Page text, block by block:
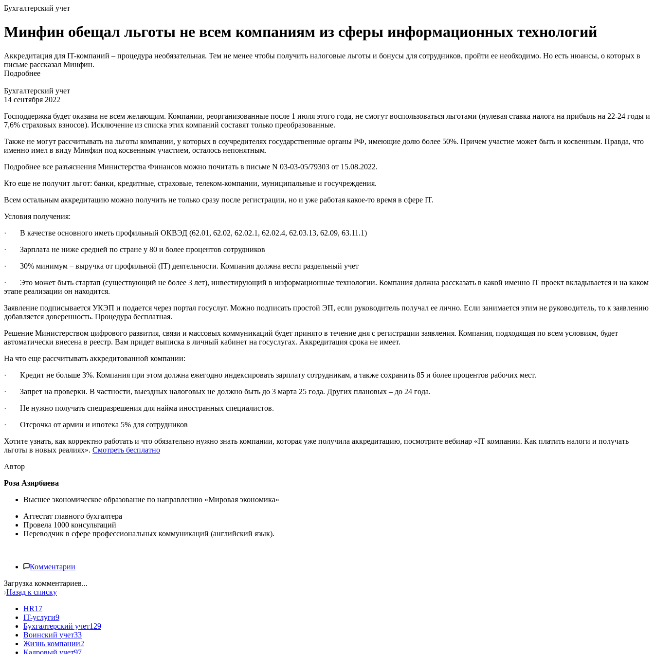
Бухгалтерский учет
Минфин обещал льготы не всем компаниям из сферы информационных технологий
Аккредитация для IT-компаний – процедура необязательная. Тем не менее чтобы получить налоговые льготы и бонусы для сотрудников, пройти ее необходимо. Но есть нюансы, о которых в
письме рассказал Минфин.
Подробнее
Бухгалтерский учет
14 сентября 2022
Господдержка будет оказана не всем желающим. Компании, реорганизованные после 1 июля этого года, не смогут воспользоваться льготами (нулевая ставка налога на прибыль на 22-24 годы и
7,6% страховых взносов). Исключение из списка этих компаний составят только преобразованные.
Также не могут рассчитывать на льготы компании, у которых в соучредителях государственные органы РФ, имеющие долю более 50%. Причем участие может быть и косвенным. Правда, что
именно имел в виду Минфин под косвенным участием, осталось непонятным.
Подробнее все разъяснения Министерства Финансов можно почитать в письме N 03-03-05/79303 от 15.08.2022.
Кто еще не получит льгот: банки, кредитные, страховые, телеком-компании, муниципальные и госучреждения.
Всем остальным аккредитацию можно получить не только сразу после регистрации, но и уже работая какое-то время в сфере IT.
Условия получения:
· В качестве основного иметь профильный ОКВЭД (62.01, 62.02, 62.02.1, 62.02.4, 62.03.13, 62.09, 63.11.1)
· Зарплата не ниже средней по стране у 80 и более процентов сотрудников
· 30% минимум – выручка от профильной (IT) деятельности. Компания должна вести раздельный учет
· Это может быть стартап (существующий не более 3 лет), инвестирующий в информационные технологии. Компания должна рассказать в какой именно IT проект вкладывается и на каком
этапе реализации он находится.
Заявление подписывается УКЭП и подается через портал госуслуг. Можно подписать простой ЭП, если руководитель получал ее лично. Если занимается этим не руководитель, то к заявлению
добавляется доверенность. Процедура бесплатная.
Решение Министерством цифрового развития, связи и массовых коммуникаций будет принято в течение дня с регистрации заявления. Компания, подходящая по всем условиям, будет
автоматически внесена в реестр. Вам придет выписка в личный кабинет на госуслугах. Аккредитация срока не имеет.
На что еще рассчитывать аккредитованной компании:
· Кредит не больше 3%. Компания при этом должна ежегодно индексировать зарплату сотрудникам, а также сохранить 85 и более процентов рабочих мест.
· Запрет на проверки. В частности, выездных налоговых не должно быть до 3 марта 25 года. Других плановых – до 24 года.
· Не нужно получать спецразрешения для найма иностранных специалистов.
· Отсрочка от армии и ипотека 5% для сотрудников
Хотите узнать, как корректно работать и что обязательно нужно знать компании, которая уже получила аккредитацию, посмотрите вебинар «IT компании. Как платить налоги и получать
льготы в новых реалиях». Смотреть бесплатно
Автор
Роза Азирбиева
Высшее экономическое образование по направлению «Мировая экономика»
Аттестат главного бухгалтера
Провела 1000 консультаций
Переводчик в сфере профессиональных коммуникаций (английский язык).
Комментарии
Загрузка комментариев...
Назад к списку
HR17
IT-услуги9
Бухгалтерский учет129
Воинский учет33
Жизнь компании2
Кадровый учет97